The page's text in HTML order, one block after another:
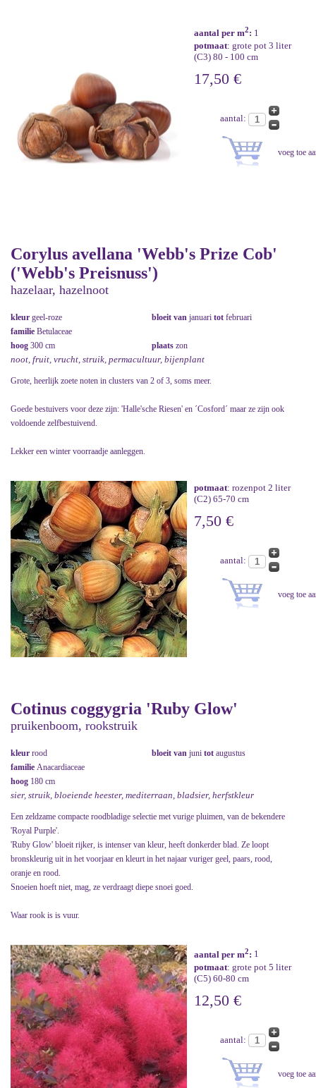
aantal per m2: 1
potmaat: grote pot 3 liter
(C3) 80 - 100 cm
17,50 €
aantal:
Corylus avellana 'Webb's Prize Cob'
('Webb's Preisnuss')
hazelaar, hazelnoot
kleur geel-roze bloeit van januari tot februari
familie Betulaceae
hoog 300 cm plaats zon
noot, fruit, vrucht, struik, permacultuur, bijenplant
Grote, heerlijk zoete noten in clusters van 2 of 3, soms meer.
Goede bestuivers voor deze zijn: 'Halle'sche Riesen' en ´Cosford´ maar ze zijn ook
voldoende zelfbestuivend.
Lekker een winter voorraadje aanleggen.
potmaat: rozenpot 2 liter
(C2) 65-70 cm
7,50 €
aantal:
Cotinus coggygria 'Ruby Glow'
pruikenboom, rookstruik
kleur rood bloeit van juni tot augustus
familie Anacardiaceae
hoog 180 cm
sier, struik, bloeiende heester, mediterraan, bladsier, herfstkleur
Een zeldzame compacte roodbladige selectie met vurige pluimen, van de bekendere
'Royal Purple'.
'Ruby Glow' bloeit rijker, is intenser van kleur, heeft donkerder blad. Ze loopt
bronskleurig uit in het voorjaar en kleurt in het najaar vuriger geel, paars, rood,
oranje en rood.
Snoeien hoeft niet, mag, ze verdraagt diepe snoei goed.
Waar rook is is vuur.
aantal per m2: 1
potmaat: grote pot 5 liter
(C5) 60-80 cm
12,50 €
aantal: